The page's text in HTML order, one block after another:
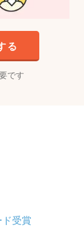
る
です
受賞